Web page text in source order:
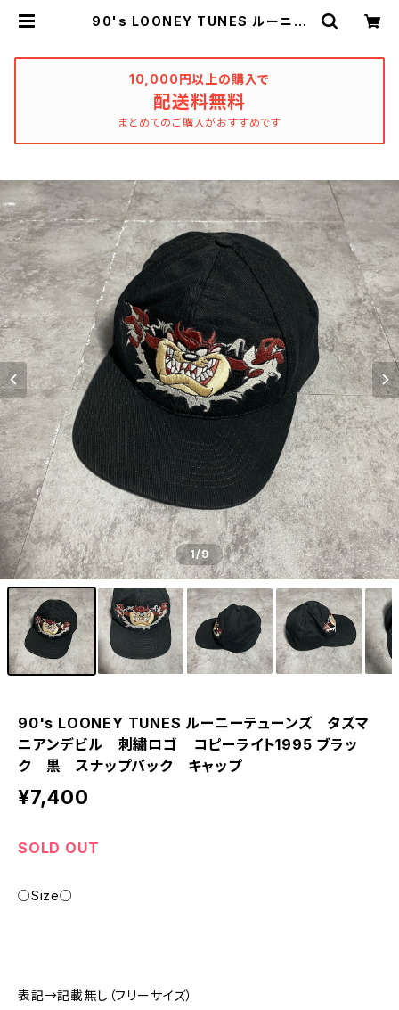
90's LOONEY TUNES ルーニー
ク 黒 スナップバック キャップ |
used_clothing_katharsis
10,000円以上の購入で
配送料無料
まとめてのご購入がおすすめです
1/9
90's LOONEY TUNES ルーニーテューンズ タズマ
ニアンデビル 刺繍ロゴ コピーライト1995 ブラッ
ク 黒 スナップバック キャップ
¥7,400
SOLD OUT
○Size○
表記→記載無し（フリーサイズ）